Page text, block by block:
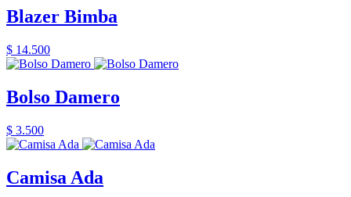
Blazer Bimba
$ 14.500
Bolso Damero
$ 3.500
Camisa Ada